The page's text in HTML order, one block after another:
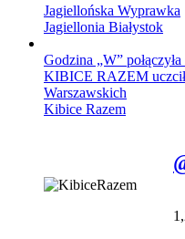
Jagiellońska Wyprawka
Jagiellonia Białystok
Godzina „W”
KIBICE RAZEM
Warszawskich
Kibice Razem